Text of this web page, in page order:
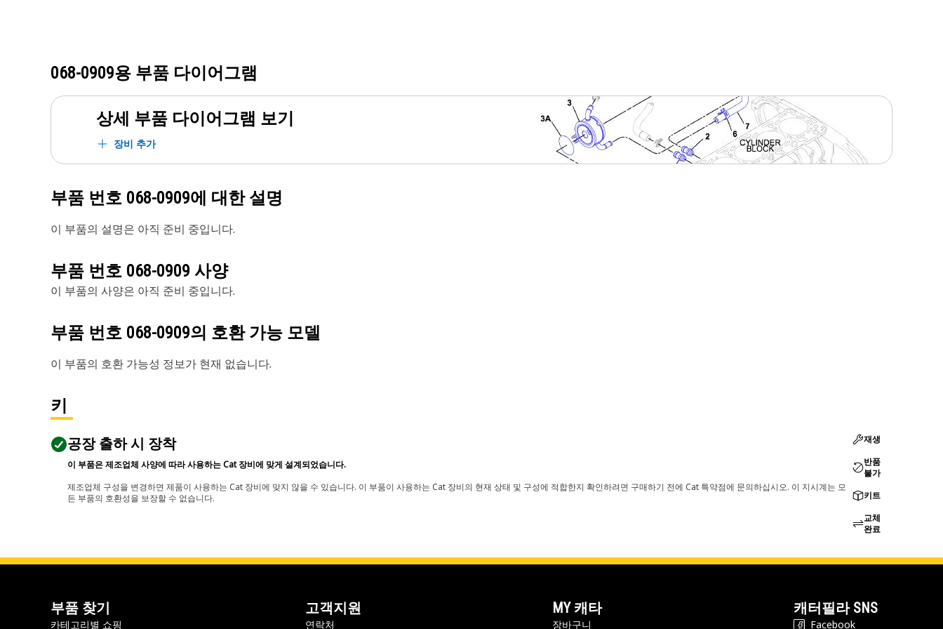
068-0909용 부품 다이어그램
상세 부품 다이어그램 보기
장비 추가
부품 번호 068-0909에 대한 설명
이 부품의 설명은 아직 준비 중입니다.
부품 번호 068-0909 사양
이 부품의 사양은 아직 준비 중입니다.
부품 번호 068-0909의 호환 가능 모델
이 부품의 호환 가능성 정보가 현재 없습니다.
키
공장 출하 시 장착
이 부품은 제조업체 사양에 따라 사용하는 Cat 장비에 맞게 설계되었습니다.
제조업체 구성을 변경하면 제품이 사용하는 Cat 장비에 맞지 않을 수 있습니다. 이 부품이 사용하는 Cat 장비의 현재 상태 및 구성에 적합한지 확인하려면 구매하기 전에 Cat 특약점에 문의하십시오. 이 지시계는 모
든 부품의 호환성을 보장할 수 없습니다.
재생
반품
불가
키트
교체
완료
부품 찾기
카테고리별 쇼핑
고객지원
연락처
MY 캐타
장바구니
캐터필라 SNS
Facebook